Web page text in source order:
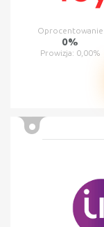
Oprocentowanie
0%
Prowizja: 0,00%